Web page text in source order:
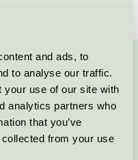
and ads, to
to analyse our traffic.
your use of our site with
analytics partners who
that you’ve
from your use
eller via formuläret: